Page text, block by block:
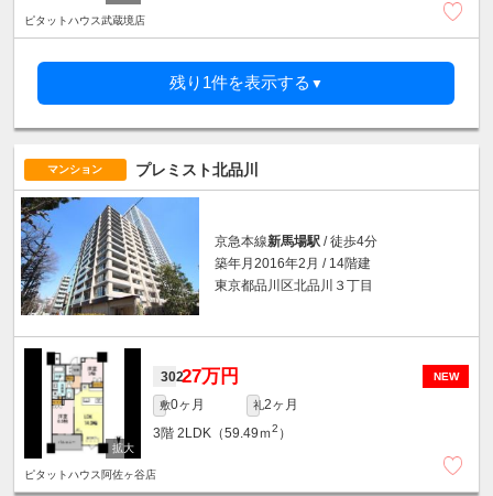
ピタットハウス武蔵境店
残り1件を表示する ▼
マンション プレミスト北品川
京急本線新馬場駅 / 徒歩4分
築年月2016年2月 / 14階建
東京都品川区北品川３丁目
NEW
30227万円
敷0ヶ月 礼2ヶ月
3階 2LDK（59.49ｍ2 ）
ピタットハウス阿佐ヶ谷店